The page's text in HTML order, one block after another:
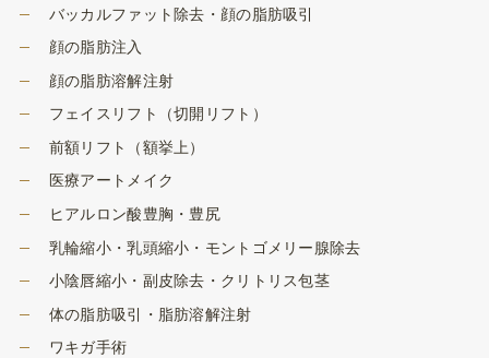
バッカルファット除去・顔の脂肪吸引
顔の脂肪注入
顔の脂肪溶解注射
フェイスリフト（切開リフト）
前額リフト（額挙上）
医療アートメイク
ヒアルロン酸豊胸・豊尻
乳輪縮小・乳頭縮小・モントゴメリー腺除去
小陰唇縮小・副皮除去・クリトリス包茎
体の脂肪吸引・脂肪溶解注射
ワキガ手術